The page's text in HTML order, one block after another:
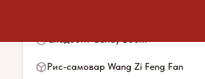
Рис-самовар Wang Zi Feng Fan